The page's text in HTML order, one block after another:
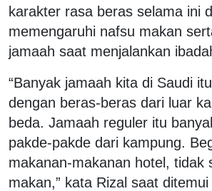
karakter rasa beras selama ini
memengaruhi nafsu makan
jamaah saat menjalankan
“Banyak jamaah kita di Saudi
dengan beras-beras dari luar
beda. Jamaah reguler itu
pakde-pakde dari kampung.
makanan-makanan hotel, tidak
makan,” kata Rizal saat